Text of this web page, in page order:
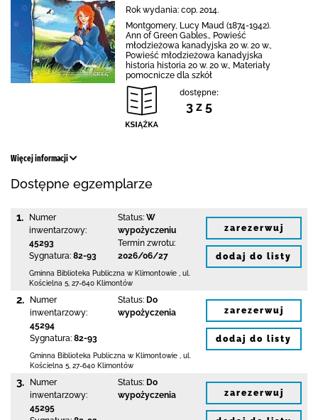
Rok wydania: cop. 2014.
Montgomery, Lucy Maud (1874-1942).
Ann of Green Gables., Powieść
młodzieżowa kanadyjska 20 w. 20 w.,
Powieść młodzieżowa kanadyjska
historia historia 20 w. 20 w., Materiały
pomocnicze dla szkół
dostępne:
3 z 5
Więcej informacji
Dostępne egzemplarze
1.
Numer
inwentarzowy:
45293
Sygnatura: 82-93
Status: W
wypożyczeniu
Termin zwrotu:
2026/06/27
Gminna Biblioteka Publiczna w Klimontowie
ul.
Kościelna 5 27-640 Klimontów
zarezerwuj
dodaj do listy
2.
Numer
inwentarzowy:
45294
Sygnatura: 82-93
Status: Do
wypożyczenia
Gminna Biblioteka Publiczna w Klimontowie
ul.
Kościelna 5 27-640 Klimontów
zarezerwuj
dodaj do listy
3.
Numer
inwentarzowy:
45295
Status: Do
wypożyczenia
zarezerwuj